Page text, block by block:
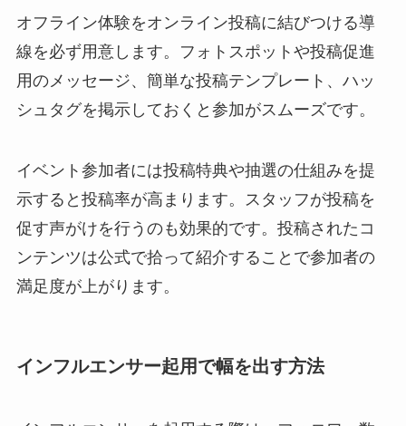
オフライン体験をオンライン投稿に結びつける導
線を必ず用意します。フォトスポットや投稿促進
用のメッセージ、簡単な投稿テンプレート、ハッ
シュタグを掲示しておくと参加がスムーズです。
イベント参加者には投稿特典や抽選の仕組みを提
示すると投稿率が高まります。スタッフが投稿を
促す声がけを行うのも効果的です。投稿されたコ
ンテンツは公式で拾って紹介することで参加者の
満足度が上がります。
インフルエンサー起用で幅を出す方法